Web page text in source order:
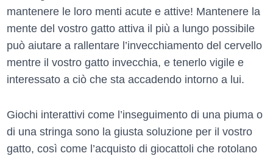
mantenere le loro menti acute e attive! Mantenere la
mente del vostro gatto attiva il più a lungo possibile
può aiutare a rallentare l’invecchiamento del cervello
mentre il vostro gatto invecchia, e tenerlo vigile e
interessato a ciò che sta accadendo intorno a lui.
Giochi interattivi come l’inseguimento di una piuma o
di una stringa sono la giusta soluzione per il vostro
gatto, così come l’acquisto di giocattoli che rotolano